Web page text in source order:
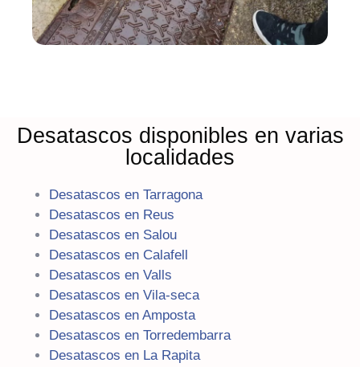
Desatascos disponibles en varias
localidades
Desatascos en Tarragona
Desatascos en Reus
Desatascos en Salou
Desatascos en Calafell
Desatascos en Valls
Desatascos en Vila-seca
Desatascos en Amposta
Desatascos en Torredembarra
Desatascos en La Rapita